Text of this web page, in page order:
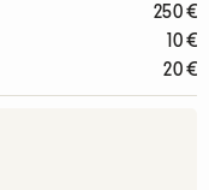
250 €
10 €
20 €